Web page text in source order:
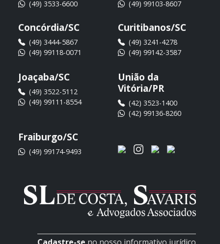
(49) 3533-6600
(49) 99103-8607
Concórdia/SC
(49) 3444-5867
(49) 99118-0071
Curitibanos/SC
(49) 3241-4278
(49) 99142-3587
Joaçaba/SC
(49) 3522-5112
(49) 99111-8554
União da
Vitória/PR
(42) 3523-1400
(42) 99136-8260
Fraiburgo/SC
(49) 99174-9493